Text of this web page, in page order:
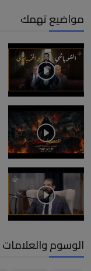
مواضيع تهمك
الوسوم والعلامات